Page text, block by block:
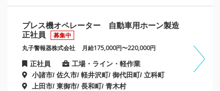
プレス機オペレーター 自動車用ホーン製造
正社員
募集中
丸子警報器株式会社 月給175,000円〜220,000円
正社員
工場・ライン・軽作業
小諸市/ 佐久市/ 軽井沢町/ 御代田町/ 立科町
上田市/ 東御市/ 長和町/ 青木村